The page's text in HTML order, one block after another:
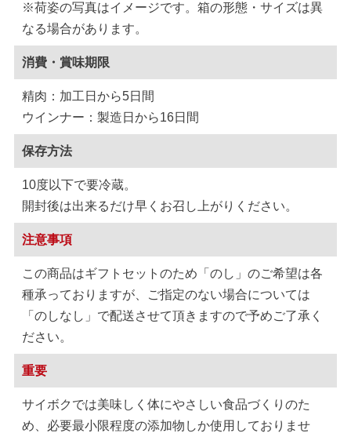
※荷姿の写真はイメージです。箱の形態・サイズは異
なる場合があります。
消費・賞味期限
精肉：加工日から5日間
ウインナー：製造日から16日間
保存方法
10度以下で要冷蔵。
開封後は出来るだけ早くお召し上がりください。
注意事項
この商品はギフトセットのため「のし」のご希望は各
種承っておりますが、ご指定のない場合については
「のしなし」で配送させて頂きますので予めご了承く
ださい。
重要
サイボクでは美味しく体にやさしい食品づくりのた
め、必要最小限程度の添加物しか使用しておりませ